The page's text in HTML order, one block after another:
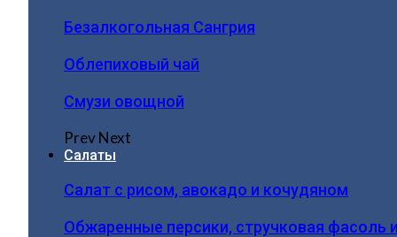
Безалкогольная Сангрия
Облепиховый чай
Смузи овощной
PrevNext
Салаты
Салат с рисом, авокадо и кочудяном
Обжаренные персики, стручковая фасоль